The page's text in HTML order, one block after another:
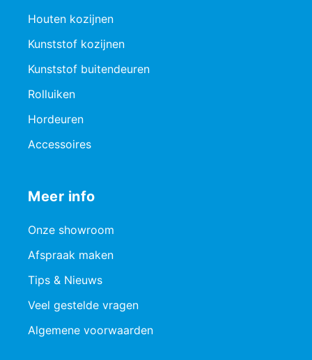
Houten kozijnen
Kunststof kozijnen
Kunststof buitendeuren
Rolluiken
Hordeuren
Accessoires
Meer info
Onze showroom
Afspraak maken
Tips & Nieuws
Veel gestelde vragen
Algemene voorwaarden